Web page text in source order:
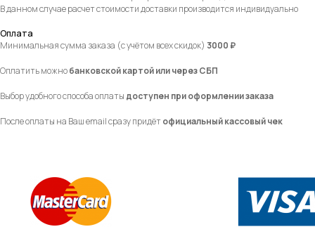
В данном случае расчет стоимости доставки производится индивидуально
Оплата
Минимальная сумма заказа (с учётом всех скидок) 3000 ₽
Оплатить можнобанковской картой или через СБП
Выбор удобного способа оплаты доступен при оформлении заказа
После оплаты на Ваш email сразу придётофициальный кассовый чек